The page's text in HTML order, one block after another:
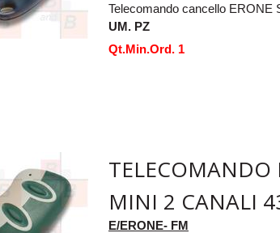
Telecomando cancello ERONE
UM. PZ
Qt.Min.Ord. 1
TELECOMANDO
MINI 2 CANALI
E/ERONE- FM